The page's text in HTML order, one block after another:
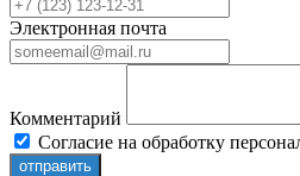
Электронная почта
Комментарий
Согласие на обработку
отправить